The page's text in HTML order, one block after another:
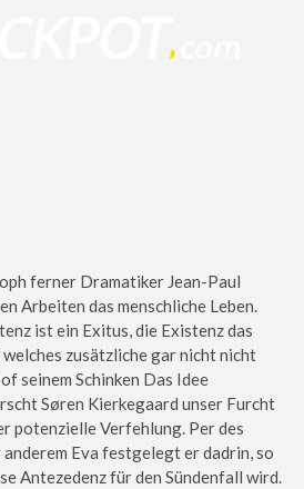
ferner Dramatiker Jean-Paul
Arbeiten das menschliche Leben.
ist ein Exitus, die Existenz das
zusätzliche gar nicht nicht
seinem Schinken Das Idee
Søren Kierkegaard unser Furcht
potenzielle Verfehlung. Per des
Eva festgelegt er dadrin, so
Antezedenz für den Sündenfall wird.